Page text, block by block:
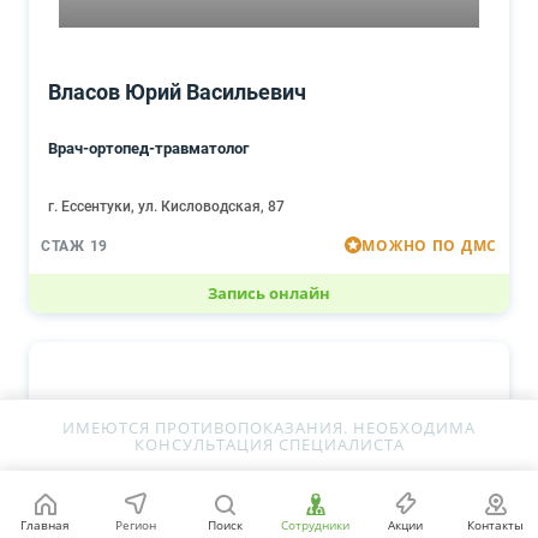
Власов Юрий Васильевич
Врач-ортопед-травматолог
г. Ессентуки, ул. Кисловодская, 87
СТАЖ 19 МОЖНО ПО ДМС
Запись онлайн
ИМЕЮТСЯ ПРОТИВОПОКАЗАНИЯ. НЕОБХОДИМА
КОНСУЛЬТАЦИЯ СПЕЦИАЛИСТА
Главная Регион Поиск Сотрудники Акции Контакты